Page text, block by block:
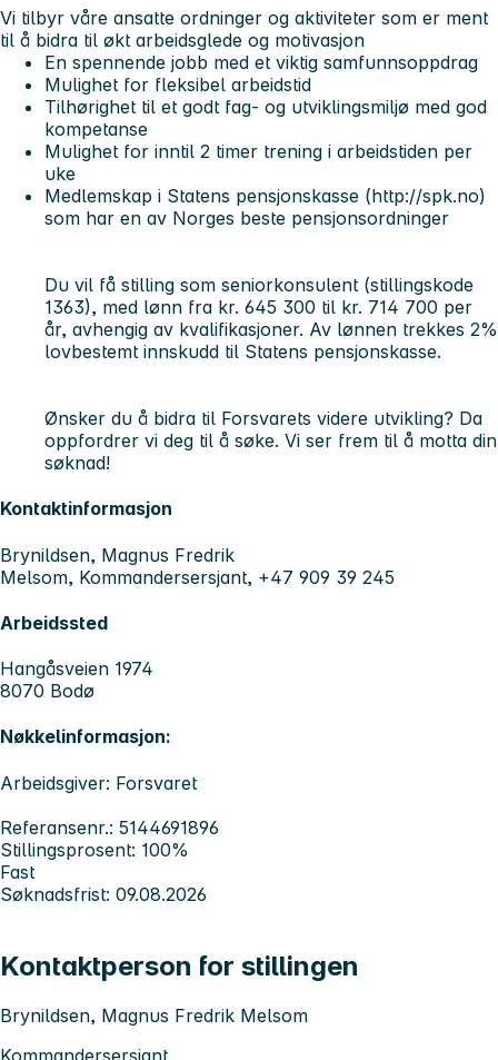
Vi tilbyr våre ansatte ordninger og aktiviteter som er ment
til å bidra til økt arbeidsglede og motivasjon
En spennende jobb med et viktig samfunnsoppdrag
Mulighet for fleksibel arbeidstid
Tilhørighet til et godt fag- og utviklingsmiljø med god
kompetanse
Mulighet for inntil 2 timer trening i arbeidstiden per
uke
Medlemskap i Statens pensjonskasse (http://spk.no)
som har en av Norges beste pensjonsordninger
Du vil få stilling som seniorkonsulent (stillingskode
1363), med lønn fra kr. 645 300 til kr. 714 700 per
år, avhengig av kvalifikasjoner. Av lønnen trekkes 2%
lovbestemt innskudd til Statens pensjonskasse.
Ønsker du å bidra til Forsvarets videre utvikling? Da
oppfordrer vi deg til å søke. Vi ser frem til å motta din
søknad!
Kontaktinformasjon
Brynildsen, Magnus Fredrik
Melsom, Kommandersersjant, +47 909 39 245
Arbeidssted
Hangåsveien 1974
8070 Bodø
Nøkkelinformasjon:
Arbeidsgiver: Forsvaret
Referansenr.: 5144691896
Stillingsprosent: 100%
Fast
Søknadsfrist: 09.08.2026
Kontaktperson for stillingen
Brynildsen, Magnus Fredrik Melsom